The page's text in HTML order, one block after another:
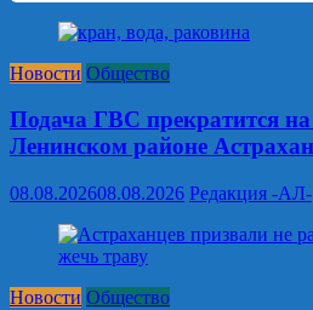
Новости Общество
Подача ГВС прекратится на
Ленинском районе
08.08.202608.08.2026 Редакция -АЛ-
Новости Общество